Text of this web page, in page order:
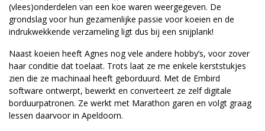
(vlees)onderdelen van een koe waren weergegeven. De
grondslag voor hun gezamenlijke passie voor koeien en de
indrukwekkende verzameling ligt dus bij een snijplank!
Naast koeien heeft Agnes nog vele andere hobby’s, voor zover
haar conditie dat toelaat. Trots laat ze me enkele kerststukjes
zien die ze machinaal heeft geborduurd. Met de Embird
software ontwerpt, bewerkt en converteert ze zelf digitale
borduurpatronen. Ze werkt met Marathon garen en volgt graag
lessen daarvoor in Apeldoorn.